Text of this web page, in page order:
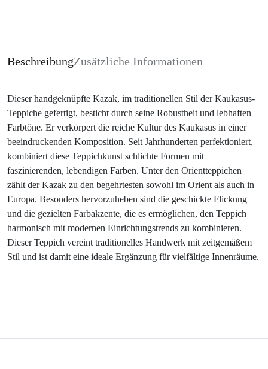
BeschreibungZusätzliche Informationen
Dieser handgeknüpfte Kazak, im traditionellen Stil der Kaukasus-
Teppiche gefertigt, besticht durch seine Robustheit und lebhaften
Farbtöne. Er verkörpert die reiche Kultur des Kaukasus in einer
beeindruckenden Komposition. Seit Jahrhunderten perfektioniert,
kombiniert diese Teppichkunst schlichte Formen mit
faszinierenden, lebendigen Farben. Unter den Orientteppichen
zählt der Kazak zu den begehrtesten sowohl im Orient als auch in
Europa. Besonders hervorzuheben sind die geschickte Flickung
und die gezielten Farbakzente, die es ermöglichen, den Teppich
harmonisch mit modernen Einrichtungstrends zu kombinieren.
Dieser Teppich vereint traditionelles Handwerk mit zeitgemäßem
Stil und ist damit eine ideale Ergänzung für vielfältige Innenräume.